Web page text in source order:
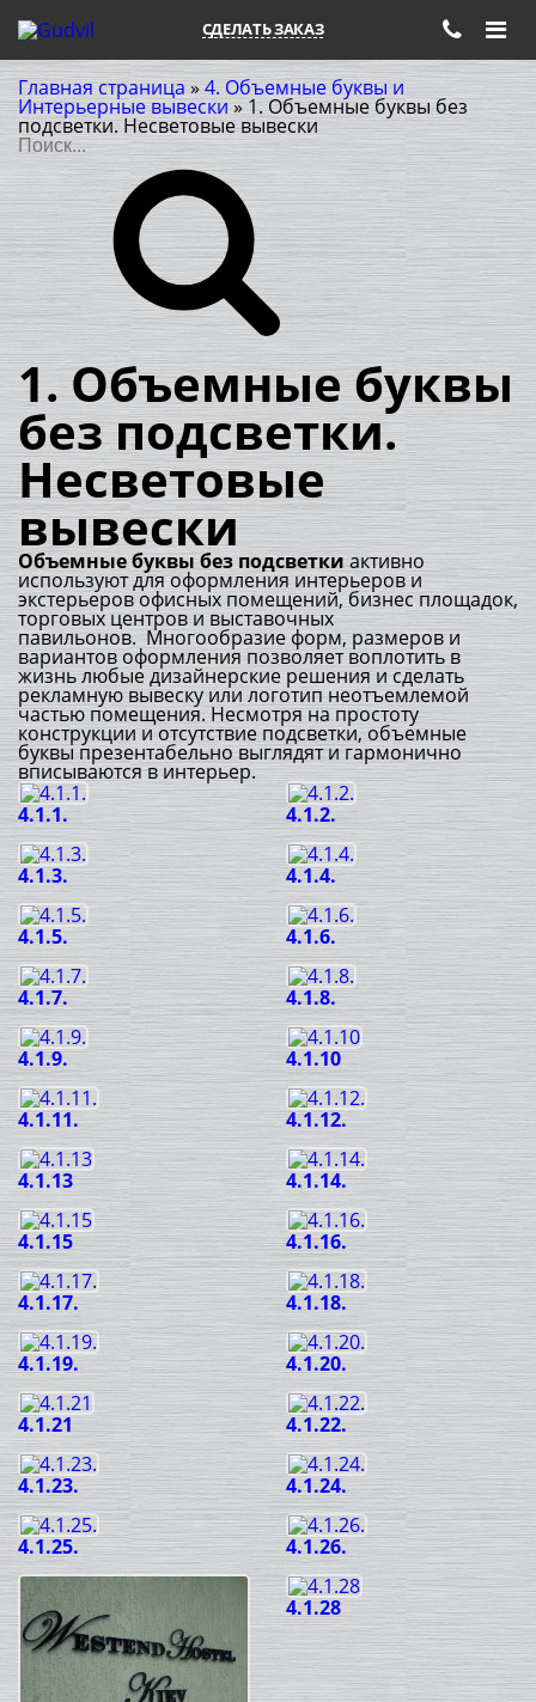
СДЕЛАТЬ ЗАКАЗ
Главная страница »4. Объемные буквы и
Интерьерные вывески » 1. Объемные буквы без
подсветки. Несветовые вывески
1. Объемные буквы
без подсветки.
Несветовые
вывески
Объемные буквы без подсветки активно
используют для оформления интерьеров и
экстерьеров офисных помещений, бизнес площадок,
торговых центров и выставочных
павильонов. Многообразие форм, размеров и
вариантов оформления позволяет воплотить в
жизнь любые дизайнерские решения и сделать
рекламную вывеску или логотип неотъемлемой
частью помещения. Несмотря на простоту
конструкции и отсутствие подсветки, объемные
буквы презентабельно выглядят и гармонично
вписываются в интерьер.
4.1.1.
4.1.2.
4.1.3. 4.1.4.
4.1.5. 4.1.6.
4.1.7. 4.1.8.
4.1.9. 4.1.10
4.1.11. 4.1.12.
4.1.13 4.1.14.
4.1.15 4.1.16.
4.1.17. 4.1.18.
4.1.19. 4.1.20.
4.1.21 4.1.22.
4.1.23. 4.1.24.
4.1.25. 4.1.26.
4.1.28